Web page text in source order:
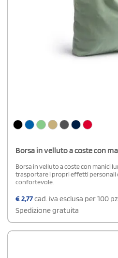
Borsa in velluto a coste con
Borsa in velluto a coste con manici
trasportare i propri effetti personali
confortevole.
€2,77cad. iva esclusa per 100 pz
Spedizione gratuita